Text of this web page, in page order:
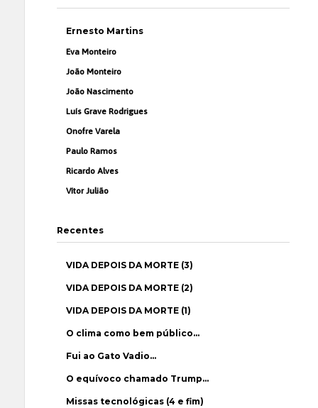
Ernesto Martins
Eva Monteiro
João Monteiro
João Nascimento
Luís Grave Rodrigues
Onofre Varela
Paulo Ramos
Ricardo Alves
Vítor Julião
Recentes
VIDA DEPOIS DA MORTE (3)
VIDA DEPOIS DA MORTE (2)
VIDA DEPOIS DA MORTE (1)
O clima como bem público…
Fui ao Gato Vadio…
O equívoco chamado Trump…
Missas tecnológicas (4 e fim)